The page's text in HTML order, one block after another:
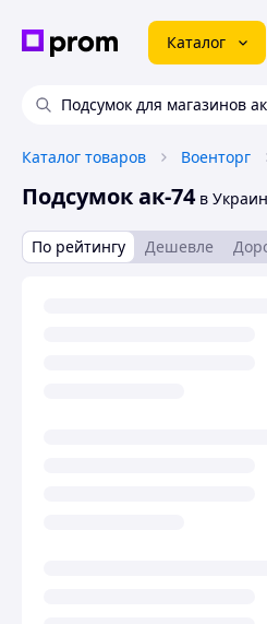
Каталог
Подсумок для магазинов
Каталог товаров Военторг
Подсумок ак-74 в
По рейтингу Дешевле